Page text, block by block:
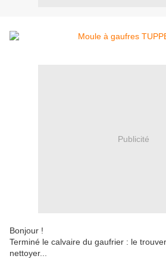
Publicité
Bonjour !
Terminé le calvaire du gaufrier : le
nettoyer...